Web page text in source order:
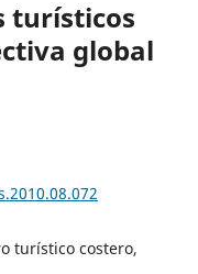
turísticos
global
turístico costero,